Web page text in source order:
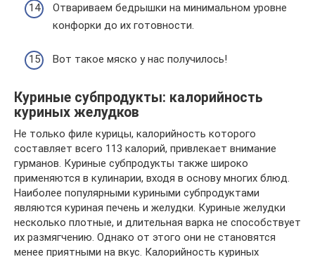
Отвариваем бедрышки на минимальном уровне
конфорки до их готовности.
Вот такое мяско у нас получилось!
Куриные субпродукты: калорийность
куриных желудков
Не только филе курицы, калорийность которого
составляет всего 113 калорий, привлекает внимание
гурманов. Куриные субпродукты также широко
применяются в кулинарии, входя в основу многих блюд.
Наиболее популярными куриными субпродуктами
являются куриная печень и желудки. Куриные желудки
несколько плотные, и длительная варка не способствует
их размягчению. Однако от этого они не становятся
менее приятными на вкус. Калорийность куриных